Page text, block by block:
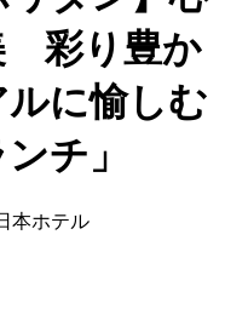
彩り豊か
に愉しむ
チ」
本ホテル